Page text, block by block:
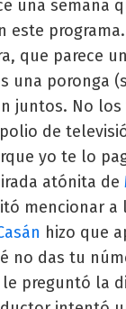
una semana
este
que parece
una poronga
juntos. No los
de
yo te lo
atónita de
mencionar
hizo que
no das tu
le preguntó la